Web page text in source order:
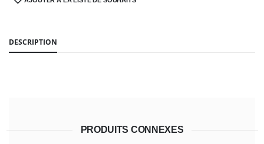
SHARE:
DESCRIPTION
PRODUITS CONNEXES